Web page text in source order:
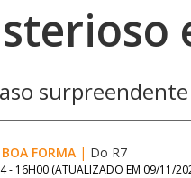
FORMA | Do R7
- 16H00 (ATUALIZADO EM 09/11/